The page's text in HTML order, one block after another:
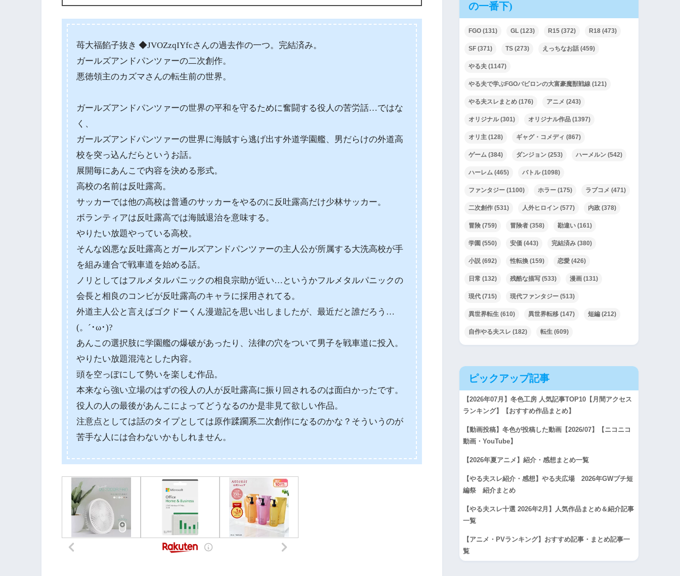
苺大福餡子抜き ◆JVOZzqIYfcさんの過去作の一つ。完結済み。
ガールズアンドパンツァーの二次創作。
悪徳領主のカズマさんの転生前の世界。
ガールズアンドパンツァーの世界の平和を守るために奮闘する役人の苦労話…ではな
く、
ガールズアンドパンツァーの世界に海賊すら逃げ出す外道学園艦、男だらけの外道高
校を突っ込んだらというお話。
展開毎にあんこで内容を決める形式。
高校の名前は反吐露高。
サッカーでは他の高校は普通のサッカーをやるのに反吐露高だけ少林サッカー。
ボランティアは反吐露高では海賊退治を意味する。
やりたい放題やっている高校。
そんな凶悪な反吐露高とガールズアンドパンツァーの主人公が所属する大洗高校が手
を組み連合で戦車道を始める話。
ノリとしてはフルメタルパニックの相良宗助が近い…というかフルメタルパニックの
会長と相良のコンビが反吐露高のキャラに採用されてる。
外道主人公と言えばゴクドーくん漫遊記を思い出しましたが、最近だと誰だろう…
(。´･ω･)?
あんこの選択肢に学園艦の爆破があったり、法律の穴をついて男子を戦車道に投入。
やりたい放題混沌とした内容。
頭を空っぽにして勢いを楽しむ作品。
本来なら強い立場のはずの役人の人が反吐露高に振り回されるのは面白かったです。
役人の人の最後があんこによってどうなるのか是非見て欲しい作品。
注意点としては話のタイプとしては原作蹂躙系二次創作になるのかな？そういうのが
苦手な人には合わないかもしれません。
の一番下)
FGO (131) GL (123) R15 (372) R18 (473)
SF (371) TS (273) えっちなお話 (459)
やる夫 (1147)
やる夫で学ぶFGOバビロンの大富豪魔獣戦線 (121)
やる夫スレまとめ (176) アニメ (243)
オリジナル(301) オリジナル作品 (1397)
オリ主 (128) ギャグ・コメディ (867)
ゲーム (384) ダンジョン (253) ハーメルン (542)
ハーレム (465) バトル(1098)
ファンタジー (1100) ホラー (175) ラブコメ (471)
二次創作 (531) 人外ヒロイン (577) 内政 (378)
冒険 (759) 冒険者 (358) 勘違い (161)
学園 (550) 安価 (443) 完結済み (380)
小説(692) 性転換 (159) 恋愛 (426)
日常 (132) 残酷な描写 (533) 漫画 (131)
現代 (715) 現代ファンタジー (513)
異世界転生 (610) 異世界転移 (147) 短編 (212)
自作やる夫スレ (182) 転生 (609)
ピックアップ記事
【2026年07月】冬色工房 人気記事TOP10【月間アクセス
ランキング】【おすすめ作品まとめ】
【動画投稿】冬色が投稿した動画【2026/07】【ニコニコ
動画・YouTube】
【2026年夏アニメ】紹介・感想まとめ一覧
【やる夫スレ紹介・感想】やる夫広場 2026年GWプチ短
編祭 紹介まとめ
【やる夫スレ十選 2026年2月】人気作品まとめ＆紹介記事
一覧
【アニメ・PVランキング】おすすめ記事・まとめ記事一
覧